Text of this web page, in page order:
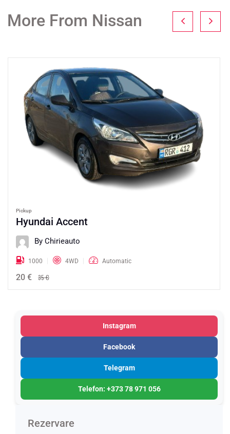
More From Nissan
Pickup
Hyundai Accent
By Chirieauto
1000 4WD Automatic
20 € 35 €
Instagram
Facebook
Telegram
Telefon: +373 78 971 056
Rezervare